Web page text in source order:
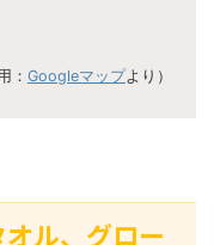
： Googleマップより）
ル、グロー